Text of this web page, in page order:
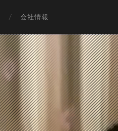
会社情報